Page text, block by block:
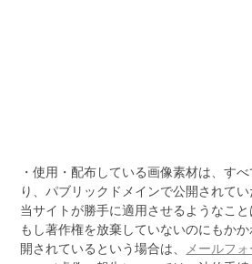
・使用・配布している画像素材は、す
り、パブリックドメインで公開されてい
当サイトが勝手に適用させるようなこと
もし著作権を放棄していないのにもか
開されているという場合は、 メールフォ